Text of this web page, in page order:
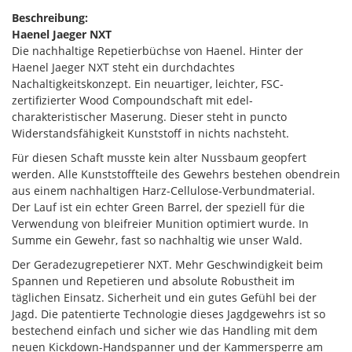
Beschreibung:
Haenel Jaeger NXT
Die nachhaltige Repetierbüchse von Haenel. Hinter der
Haenel Jaeger NXT steht ein durchdachtes
Nachaltigkeitskonzept. Ein neuartiger, leichter, FSC-
zertifizierter Wood Compoundschaft mit edel-
charakteristischer Maserung. Dieser steht in puncto
Widerstandsfähigkeit Kunststoff in nichts nachsteht.
Für diesen Schaft musste kein alter Nussbaum geopfert
werden. Alle Kunststoffteile des Gewehrs bestehen obendrein
aus einem nachhaltigen Harz-Cellulose-Verbundmaterial.
Der Lauf ist ein echter Green Barrel, der speziell für die
Verwendung von bleifreier Munition optimiert wurde. In
Summe ein Gewehr, fast so nachhaltig wie unser Wald.
Der Geradezugrepetierer NXT. Mehr Geschwindigkeit beim
Spannen und Repetieren und absolute Robustheit im
täglichen Einsatz. Sicherheit und ein gutes Gefühl bei der
Jagd. Die patentierte Technologie dieses Jagdgewehrs ist so
bestechend einfach und sicher wie das Handling mit dem
neuen Kickdown-Handspanner und der Kammersperre am